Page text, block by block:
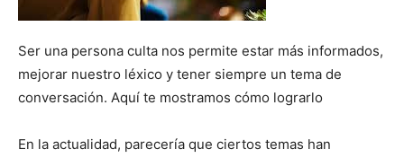
Ser una persona culta nos permite estar más informados,
mejorar nuestro léxico y tener siempre un tema de
conversación. Aquí te mostramos cómo lograrlo
En la actualidad, parecería que ciertos temas han